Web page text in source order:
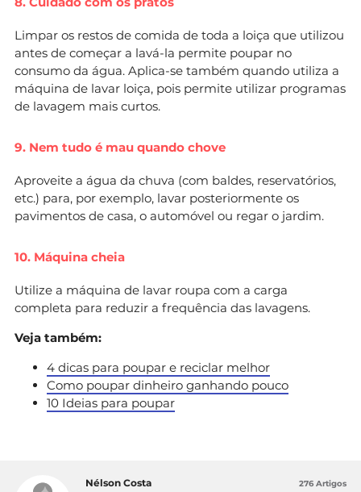
Limpar os restos de comida de toda a loiça que utilizou
antes de começar a lavá-la permite poupar no
consumo da água. Aplica-se também quando utiliza a
máquina de lavar loiça, pois permite utilizar programas
de lavagem mais curtos.
9. Nem tudo é mau quando chove
Aproveite a água da chuva (com baldes, reservatórios,
etc.) para, por exemplo, lavar posteriormente os
pavimentos de casa, o automóvel ou regar o jardim.
10. Máquina cheia
Utilize a máquina de lavar roupa com a carga
completa para reduzir a frequência das lavagens.
Veja também:
4 dicas para poupar e reciclar melhor
Como poupar dinheiro ganhando pouco
10 Ideias para poupar
Nélson Costa 276 Artigos